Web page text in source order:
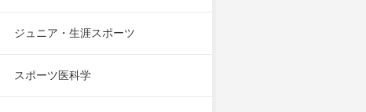
ジュニア・生涯スポーツ
スポーツ医科学